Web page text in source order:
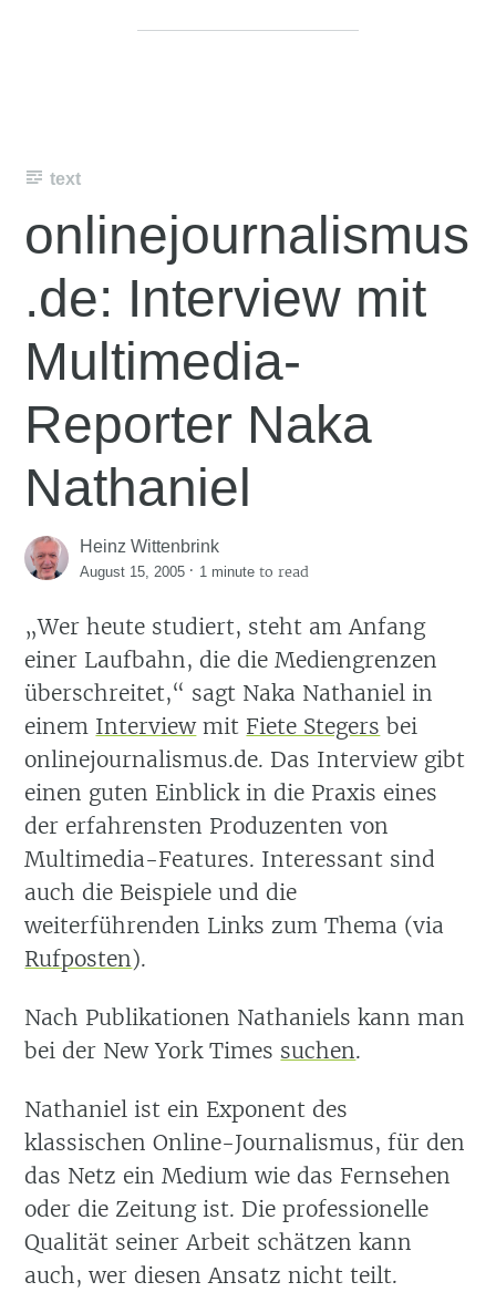
text
onlinejournalismus
.de: Interview mit
Multimedia-
Reporter Naka
Nathaniel
Heinz Wittenbrink
August 15, 2005 · 1 minute to read
Wer heute studiert, steht am Anfang
einer Laufbahn, die die Mediengrenzen
überschreitet,
sagt Naka Nathaniel in
einem Interviewmit Fiete Stegers bei
onlinejournalismus.de. Das Interview gibt
einen guten Einblick in die Praxis eines
der erfahrensten Produzenten von
Multimedia-Features. Interessant sind
auch die Beispiele und die
weiterführenden Links zum Thema (via
Rufposten).
Nach Publikationen Nathaniels kann man
bei der New York Times suchen.
Nathaniel ist ein Exponent des
klassischen Online-Journalismus, für den
das Netz ein Medium wie das Fernsehen
oder die Zeitung ist. Die professionelle
Qualität seiner Arbeit schätzen kann
auch, wer diesen Ansatz nicht teilt.